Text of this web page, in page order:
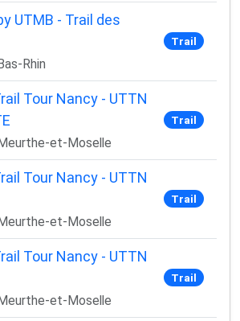
UTMB - Trail des
Rhin
Trail
Tour Nancy - UTTN
et-Moselle
Trail
Tour Nancy - UTTN
et-Moselle
Trail
Tour Nancy - UTTN
et-Moselle
Trail